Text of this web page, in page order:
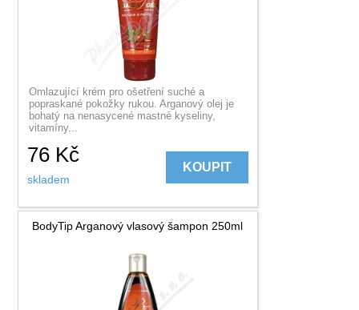
Omlazující krém pro ošetření suché a
popraskané pokožky rukou. Arganový olej je
bohatý na nenasycené mastné kyseliny,
vitamíny...
76 Kč
skladem
KOUPIT
BodyTip Arganový vlasový šampon 250ml